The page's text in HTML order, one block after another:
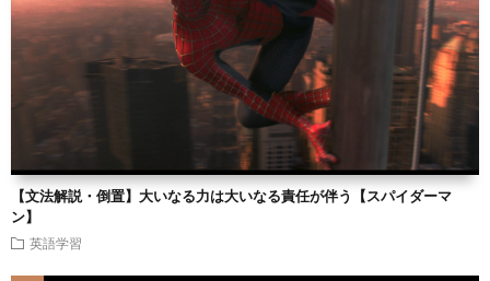
【文法解説・倒置】大いなる力は大いなる責任が伴う【スパイダーマ
ン】
英語学習